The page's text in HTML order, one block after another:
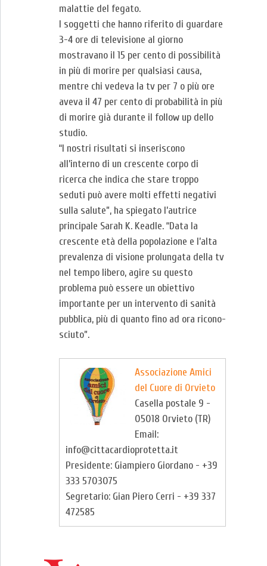
malattie del fegato.
I soggetti che hanno riferito di guardare
3-4 ore di televisione al giorno
mostravano il 15 per cento di possibilità
in più di mo­rire per qualsiasi causa,
mentre chi vedeva la tv per 7 o più ore
aveva il 47 per cento di probabilità in più
di morire già durante il follow up dello
studio.
“I nostri risultati si inseriscono
all’interno di un crescente corpo di
ricerca che indica che stare troppo
seduti può avere molti effetti negativi
sulla salute”, ha spiegato l’autrice
principale Sa­rah K. Keadle. “Data la
crescente età della popolazione e l’alta
prevalenza di visione prolungata della tv
nel tempo libero, agire su questo
problema può essere un obiettivo
importante per un intervento di sanità
pubblica, più di quanto fino ad ora ricono­
sciuto”.
Associazione Amici
del Cuore di Orvieto
Casella postale 9 -
05018 Orvieto (TR)
Email:
info@cittacardioprotetta.it
Presidente: Giampiero Giordano - +39
333 5703075
Segretario: Gian Piero Cerri - +39 337
472585